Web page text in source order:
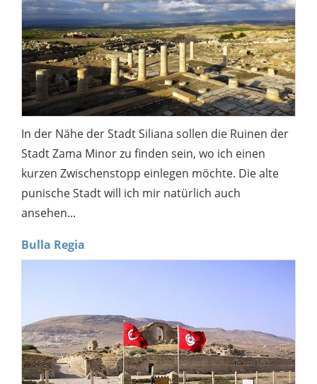
In der Nähe der Stadt Siliana sollen die Ruinen der
Stadt Zama Minor zu finden sein, wo ich einen
kurzen Zwischenstopp einlegen möchte. Die alte
punische Stadt will ich mir natürlich auch
ansehen...
Bulla Regia